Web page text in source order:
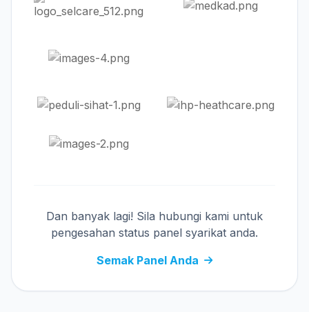
Dan banyak lagi! Sila hubungi kami untuk
pengesahan status panel syarikat anda.
Semak Panel Anda